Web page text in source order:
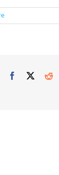
Facebook
X